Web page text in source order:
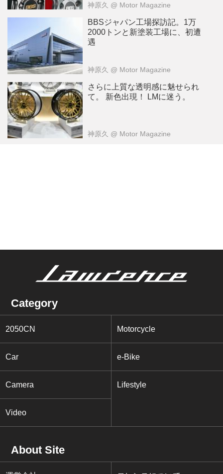
神原久 @ Motor Magazine
BBSジャパン工場探訪記。1万
2000トンと新塗装工場に、初遭
遇
神原久 @ Motor Magazine
さらに上質な透明感に魅せられ
て。 新色出現！ LMに迷う。
神原久 @ Motor Magazine
Category
2050CN Motorcycle
Car e-Bike
Camera Lifestyle
Video
About Site